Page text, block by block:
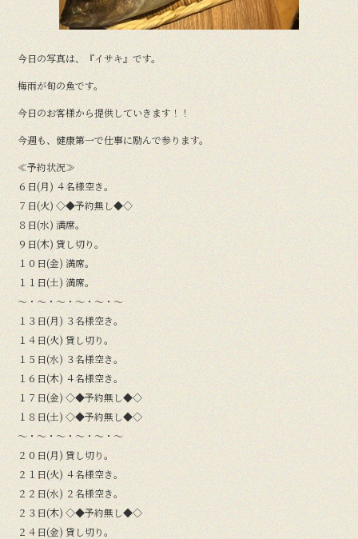
今日の写真は、『イサキ』です。
梅雨が旬の魚です。
今日のお客様から提供していきます！！
今週も、健康第一で仕事に励んで参ります。
≪予約状況≫
６日(月) ４名様空き。
７日(火) ◇◆予約無し◆◇
８日(水) 満席。
９日(木) 貸し切り。
１０日(金) 満席。
１１日(土) 満席。
〜・〜・〜・〜・〜・〜
１３日(月) ３名様空き。
１４日(火) 貸し切り。
１５日(水) ３名様空き。
１６日(木) ４名様空き。
１７日(金) ◇◆予約無し◆◇
１８日(土) ◇◆予約無し◆◇
〜・〜・〜・〜・〜・〜
２０日(月) 貸し切り。
２１日(火) ４名様空き。
２２日(水) ２名様空き。
２３日(木) ◇◆予約無し◆◇
２４日(金) 貸し切り。